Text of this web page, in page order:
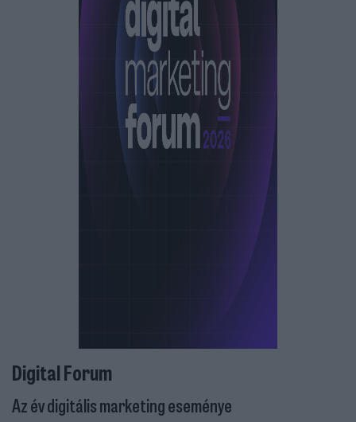
Digital Forum
Az év digitális marketing eseménye